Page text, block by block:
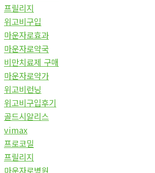
프릴리지
위고비구입
마운자로효과
마운자로약국
비만치료제 구매
마운자로약가
위고비런닝
위고비구입후기
골드시알리스
vimax
프로코밀
프릴리지
마운자로병원